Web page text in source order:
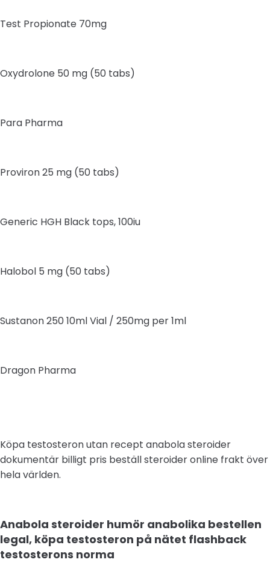
Test Propionate 70mg
Oxydrolone 50 mg (50 tabs)
Para Pharma
Proviron 25 mg (50 tabs)
Generic HGH Black tops, 100iu
Halobol 5 mg (50 tabs)
Sustanon 250 10ml Vial / 250mg per 1ml
Dragon Pharma
Köpa testosteron utan recept anabola steroider
dokumentär billigt pris beställ steroider online frakt över
hela världen.
Anabola steroider humör anabolika bestellen
legal, köpa testosteron på nätet flashback
testosterons norma